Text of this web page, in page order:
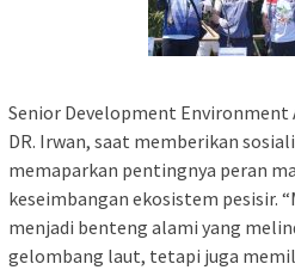
Senior Development Environment
DR. Irwan, saat memberikan
memaparkan pentingnya peran
keseimbangan ekosistem pesisir.
menjadi benteng alami yang
gelombang laut, tetapi juga